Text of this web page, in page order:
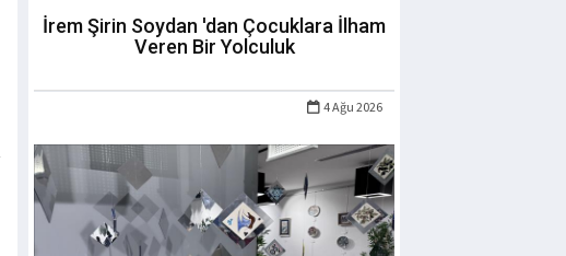
İrem Şirin Soydan 'dan Çocuklara İlham
Veren Bir Yolculuk
4 Ağu 2026